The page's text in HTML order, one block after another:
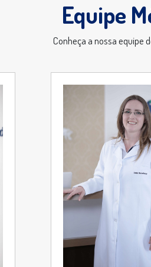
Equipe
Conheça a nossa equipe